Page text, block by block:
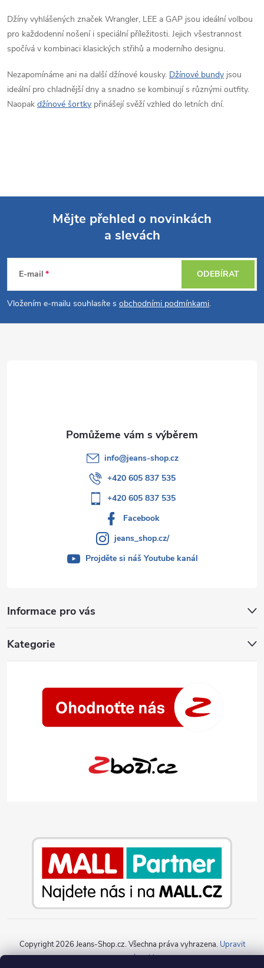
Džíny vyhlášených značek Wrangler, LEE a GAP jsou ideální volbou
pro každodenní nošení i speciální příležitosti. Jejich všestrannost
spočívá v kombinaci klasických střihů a moderního designu.
Nezapomínáme ani na další džínové kousky. Džínové bundy jsou
ideální pro chladnější dny a snadno se kombinují s různými outfity.
Naopak džínové šortky přinášejí svěží vzhled do letních dní.
p
Mějte přehled o novinkách
a slevách
E-mail
Vložením e-mailu souhlasíte s obchodními podmínkami.
ODEBÍRAT
Informace pro vás
Kategorie
info@jeans-shop.cz
+420 605 837 535
+420 605 837 535
Facebook
jeans_shop.cz/
Projděte si náš Youtube kanál
Copyright 2026Jeans-Shop.cz. Všechna práva vyhrazena. Upravit
nastavení cookies